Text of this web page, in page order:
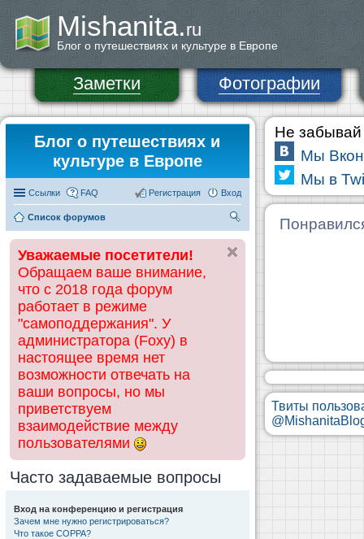
Mishanita.ru
Блог о путешествиях и культуре в Европе
Заметки Фотографии
Блог о путешествиях и
культуре в Европе
Ссылки FAQ Вход
Регистрация
Список форумов
ск
Уважаемые посетители!
Обращаем ваше внимание,
что с 2018 года форум
работает в режиме
"самоподдержания". У
администратора (Foxy) в
настоящее время нет
возможности отвечать на
ваши вопросы, но мы
приветствуем
взаимодействие между
пользователями
Часто задаваемые вопросы
Вход на конференцию и регистрация
Зачем мне нужно регистрироваться?
Что такое COPPA?
Не забывай
Мы
Мы в
Твиты